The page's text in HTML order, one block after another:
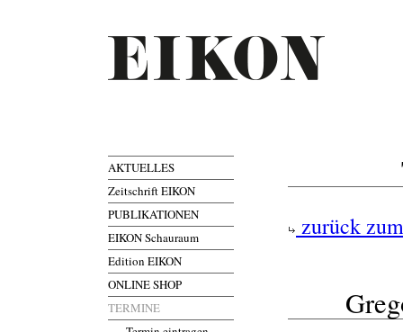
AKTUELLES
Zeitschrift EIKON
PUBLIKATIONEN
EIKON Schauraum
Edition EIKON
ONLINE SHOP
TERMINE
zurück